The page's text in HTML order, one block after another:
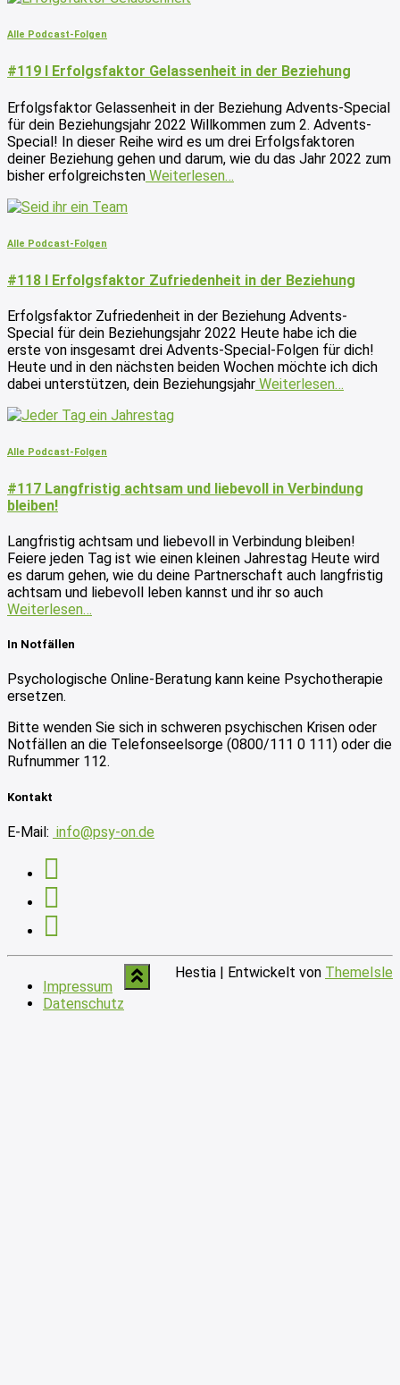
Alle Podcast-Folgen
#119 I Erfolgsfaktor Gelassenheit in der Beziehung
Erfolgsfaktor Gelassenheit in der Beziehung Advents-Special
für dein Beziehungsjahr 2022 Willkommen zum 2. Advents-
Special! In dieser Reihe wird es um drei Erfolgsfaktoren
deiner Beziehung gehen und darum, wie du das Jahr 2022 zum
bisher erfolgreichsten Weiterlesen…
Alle Podcast-Folgen
#118 I Erfolgsfaktor Zufriedenheit in der Beziehung
Erfolgsfaktor Zufriedenheit in der Beziehung Advents-
Special für dein Beziehungsjahr 2022 Heute habe ich die
erste von insgesamt drei Advents-Special-Folgen für dich!
Heute und in den nächsten beiden Wochen möchte ich dich
dabei unterstützen, dein Beziehungsjahr Weiterlesen…
Alle Podcast-Folgen
#117 Langfristig achtsam und liebevoll in Verbindung
bleiben!
Langfristig achtsam und liebevoll in Verbindung bleiben!
Feiere jeden Tag ist wie einen kleinen Jahrestag Heute wird
es darum gehen, wie du deine Partnerschaft auch langfristig
achtsam und liebevoll leben kannst und ihr so auch
Weiterlesen…
In Notfällen
Psychologische Online-Beratung kann keine Psychotherapie
ersetzen.
Bitte wenden Sie sich in schweren psychischen Krisen oder
Notfällen an die Telefonseelsorge (0800/111 0 111) oder die
Rufnummer 112.
Kontakt
E-Mail: info@psy-on.de
Impressum
Datenschutz
Hestia | Entwickelt von ThemeIsle